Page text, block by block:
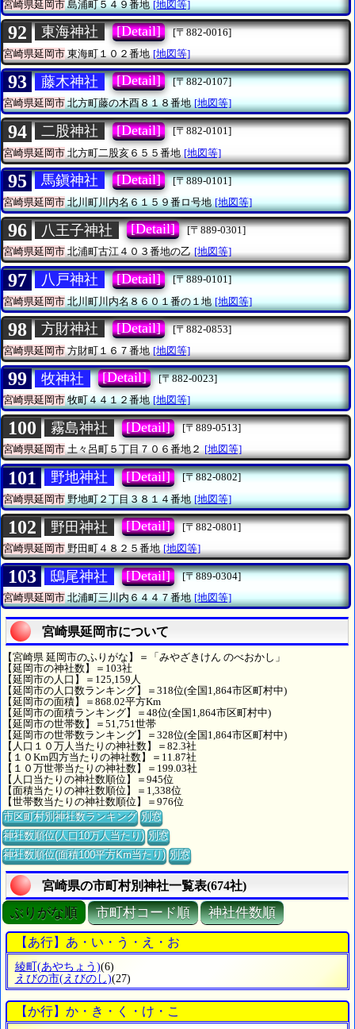
宮崎県延岡市島浦町５４９番地 [地図等]
92 東海神社 [Detail]
[〒882-0016]
宮崎県延岡市 東海町１０２番地 [地図等]
93 藤木神社 [Detail]
[〒882-0107]
宮崎県延岡市北方町藤の木酉８１８番地 [地図等]
94 二股神社 [Detail]
[〒882-0101]
宮崎県延岡市 北方町二股亥６５５番地 [地図等]
95 馬鎭神社 [Detail]
[〒889-0101]
宮崎県延岡市北川町川内名６１５９番ロ号地 [地図等]
96 八王子神社 [Detail]
[〒889-0301]
宮崎県延岡市北浦町古江４０３番地の乙 [地図等]
97 八戸神社 [Detail]
[〒889-0101]
宮崎県延岡市北川町川内名８６０１番の１地 [地図等]
98 方財神社 [Detail]
[〒882-0853]
宮崎県延岡市 方財町１６７番地 [地図等]
99 牧神社 [Detail]
[〒882-0023]
宮崎県延岡市牧町４４１２番地 [地図等]
100 霧島神社 [Detail]
[〒889-0513]
宮崎県延岡市土々呂町５丁目７０６番地２ [地図等]
101 野地神社 [Detail]
[〒882-0802]
宮崎県延岡市野地町２丁目３８１４番地 [地図等]
102 野田神社 [Detail]
[〒882-0801]
宮崎県延岡市野田町４８２５番地 [地図等]
103 鴟尾神社 [Detail]
[〒889-0304]
宮崎県延岡市北浦町三川内６４４７番地 [地図等]
宮崎県延岡市について
【宮崎県 延岡市のふりがな】＝「みやざきけん のべおかし」
【延岡市の神社数】＝103社
【延岡市の人口】＝125,159人
【延岡市の人口数ランキング】＝318位(全国1,864市区町村中)
【延岡市の面積】＝868.02平方Km
【延岡市の面積ランキング】＝48位(全国1,864市区町村中)
【延岡市の世帯数】＝51,751世帯
【延岡市の世帯数ランキング】＝328位(全国1,864市区町村中)
【人口１０万人当たりの神社数】＝82.3社
【１０Km四方当たりの神社数】＝11.87社
【１０万世帯当たりの神社数】＝199.03社
【人口当たりの神社数順位】＝945位
【面積当たりの神社数順位】＝1,338位
【世帯数当たりの神社数順位】＝976位
市区町村別神社数ランキング 別窓
神社数順位(人口10万人当たり) 別窓
神社数順位(面積100平方Km当たり) 別窓
宮崎県の市町村別神社一覧表(674社)
ぶりがな順 市町村コード順 神社件数順
【あ行】あ・い・う・え・お
綾町 (あやちょう)(6)
えびの市(えびのし)(27)
【か行】か・き・く・け・こ